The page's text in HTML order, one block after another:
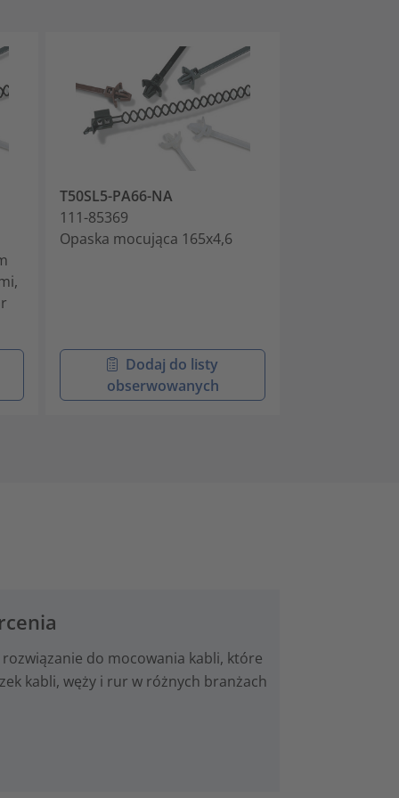
T50SL5-PA66-NA
111-85369
Opaska mocująca 165x4,6
Dodaj do listy
obserwowanych
do mocowania kabli, które
kabli, węży i rur w różnych branżach